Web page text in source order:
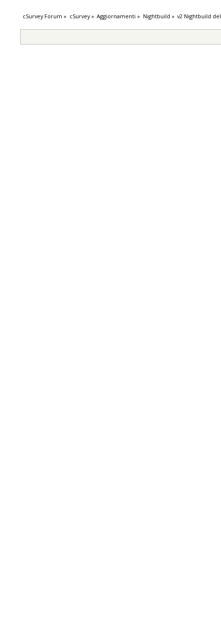
cSurvey Forum » cSurvey» Aggiornamenti » Nightbuild » v2 Nightbuild